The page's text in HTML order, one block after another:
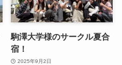
駒澤大学様のサークル夏合
宿！
2025年9月2日